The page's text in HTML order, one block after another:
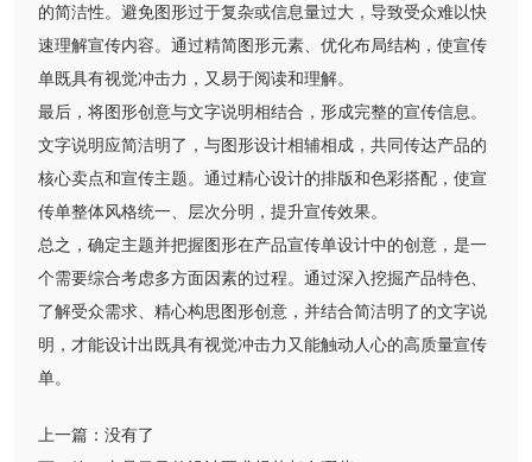
的简洁性。避免图形过于复杂或信息量过大，导致受众难以快
速理解宣传内容。通过精简图形元素、优化布局结构，使宣传
单既具有视觉冲击力，又易于阅读和理解。
最后，将图形创意与文字说明相结合，形成完整的宣传信息。
文字说明应简洁明了，与图形设计相辅相成，共同传达产品的
核心卖点和宣传主题。通过精心设计的排版和色彩搭配，使宣
传单整体风格统一、层次分明，提升宣传效果。
总之，确定主题并把握图形在产品宣传单设计中的创意，是一
个需要综合考虑多方面因素的过程。通过深入挖掘产品特色、
了解受众需求、精心构思图形创意，并结合简洁明了的文字说
明，才能设计出既具有视觉冲击力又能触动人心的高质量宣传
单。
上一篇： 没有了